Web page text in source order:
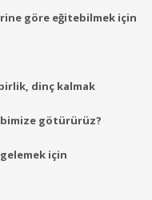
göre eğitebilmek için
dinç kalmak
götürürüz?
için